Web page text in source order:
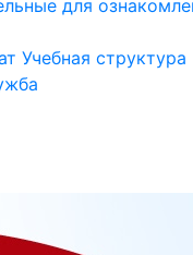
для
Учебная структура